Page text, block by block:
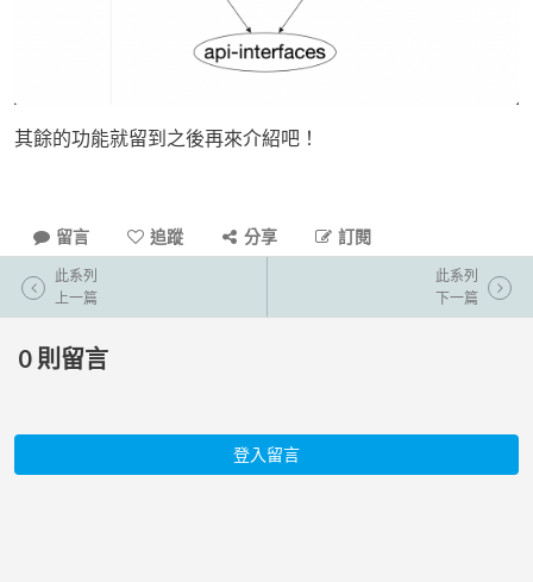
其餘的功能就留到之後再來介紹吧！
留言 追蹤 分享 訂閱
此系列
上一篇
此系列
下一篇
0 則留言
登入留言